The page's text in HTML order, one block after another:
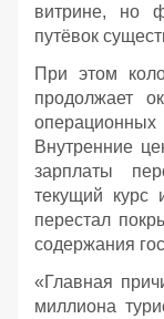
витрине, но
путёвок
При этом
продолжает
Внутренние
зарплаты
текущий курс
перестал
содержания
«Главная
миллиона